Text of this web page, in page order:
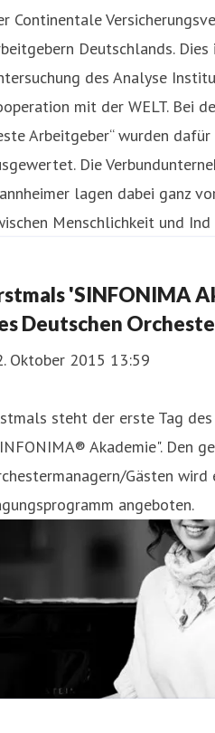
Continentale
Deutschlands.
des Analyse
mit der WELT. Bei
Arbeitgeber“ wurden
Die
lagen dabei ganz
Menschlichkeit und Ind
'SINFONIMA
Deutschen
Oktober 2015 13:59
steht der erste Tag des
Akademie". Den
Gästen wird
angeboten.